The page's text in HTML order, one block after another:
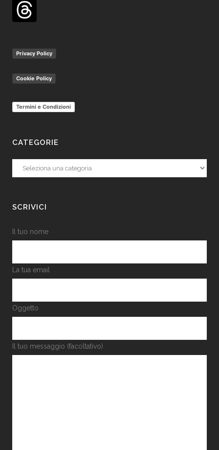
Privacy Policy
Cookie Policy
Termini e Condizioni
CATEGORIE
Categorie
SCRIVICI
Il tuo nome
La tua email
Oggetto
Il tuo messaggio (facoltativo)